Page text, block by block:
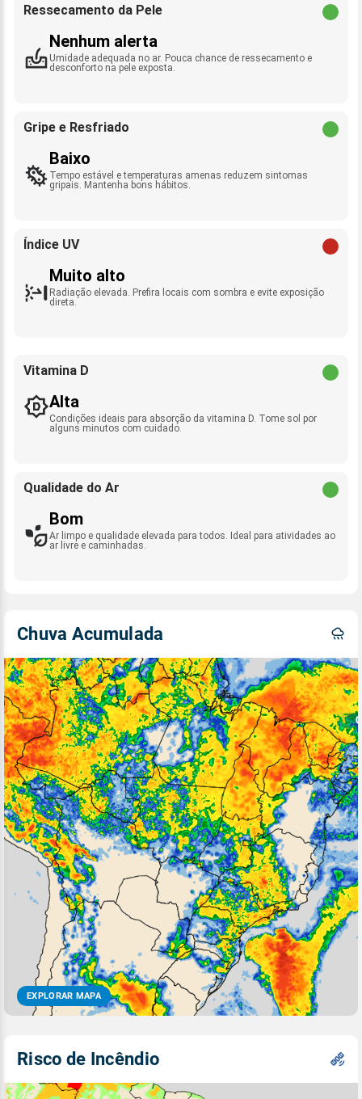
Ressecamento da Pele
Nenhum alerta
Umidade adequada no ar. Pouca chance de ressecamento e
desconforto na pele exposta.
Gripe e Resfriado
Baixo
Tempo estável e temperaturas amenas reduzem sintomas
gripais. Mantenha bons hábitos.
Índice UV
Muito alto
Radiação elevada. Prefira locais com sombra e evite exposição
direta.
Vitamina D
Alta
Condições ideais para absorção da vitamina D. Tome sol por
alguns minutos com cuidado.
Qualidade do Ar
Bom
Ar limpo e qualidade elevada para todos. Ideal para atividades ao
ar livre e caminhadas.
Chuva Acumulada
EXPLORAR MAPA
Risco de Incêndio